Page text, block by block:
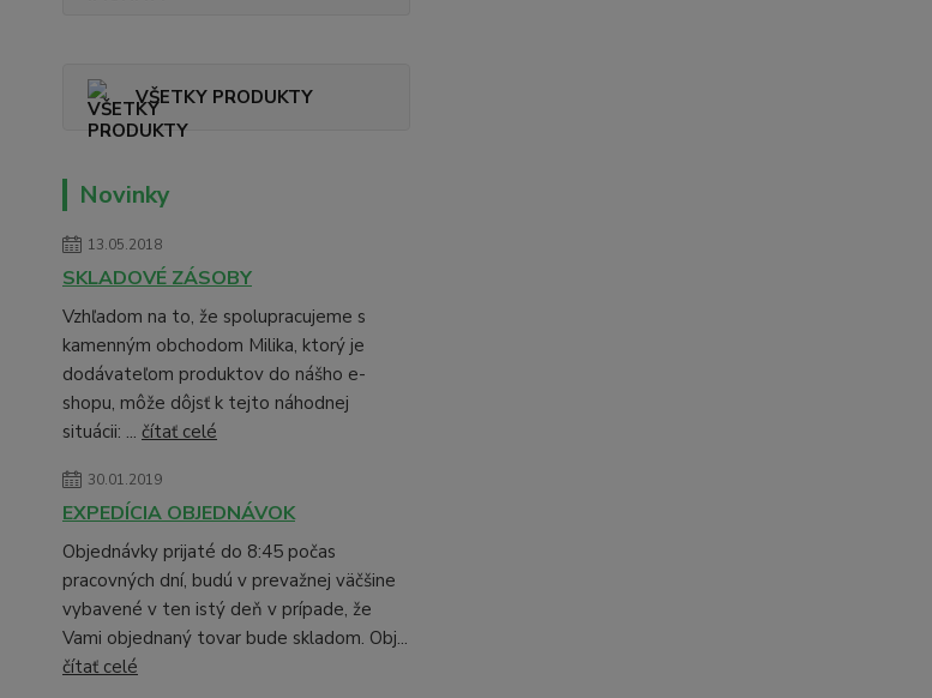
VŠETKY PRODUKTY
Novinky
13.05.2018
SKLADOVÉ ZÁSOBY
Vzhľadom na to, že spolupracujeme s
kamenným obchodom Milika, ktorý je
dodávateľom produktov do nášho e-
shopu, môže dôjsť k tejto náhodnej
situácii: ... čítať celé
30.01.2019
EXPEDÍCIA OBJEDNÁVOK
Objednávky prijaté do 8:45 počas
pracovných dní, budú v prevažnej väčšine
vybavené v ten istý deň v prípade, že
Vami objednaný tovar bude skladom. Obj...
čítať celé